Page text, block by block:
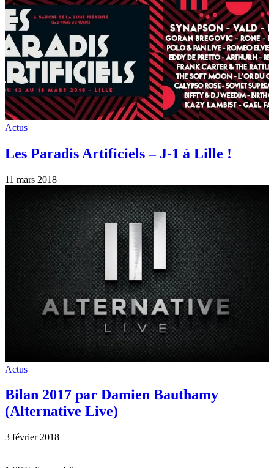
Actus
Les Paradis Artificiels – J-1 à Lille !
11 mars 2018
Actus
Bilan 2017 par Damien Bauthamy
(Alternative Live)
3 février 2018